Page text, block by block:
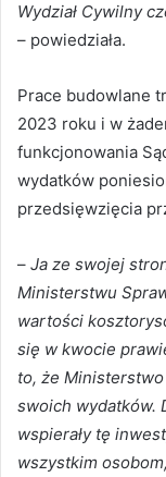
Wydział Cywilny
– powiedziała.
Prace budowlane
2023 roku i w
funkcjonowania
wydatków
przedsięwzięcia
– Ja ze swojej
Ministerstwu
wartości
się w kwocie
to, że
swoich wydatków.
wspierały tę
wszystkim